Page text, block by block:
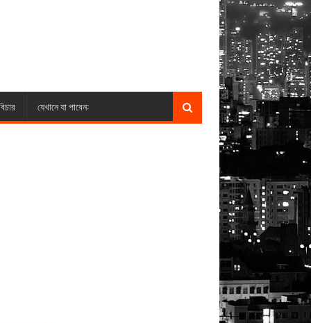
যেখানে যা পাবেন: